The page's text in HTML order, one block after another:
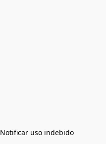
Notificar uso indebido